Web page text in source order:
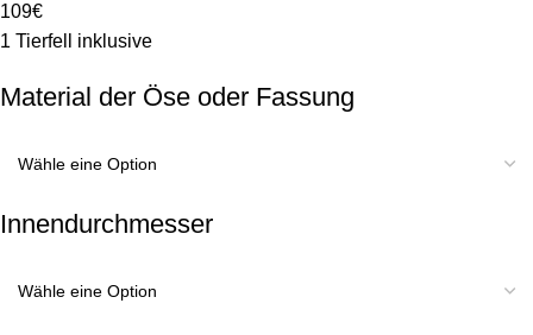
109€
1 Tierfell inklusive
Material der Öse oder Fassung
Innendurchmesser